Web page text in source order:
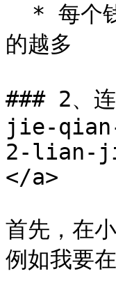
的越多
### 2、
jie-
2-lian-
</a>
首先，在
例如我要